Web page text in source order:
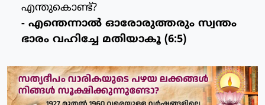
എന്തുകൊണ്ട്?
- എന്തെന്നാല്‍ ഓരോരുത്തരും സ്വന്തം
ഭാരം വഹിച്ചേ മതിയാകൂ (6:5)